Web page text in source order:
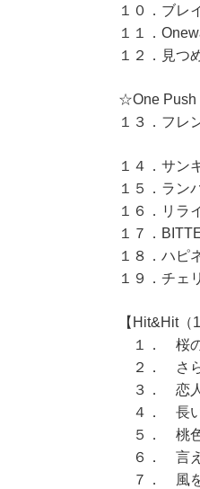
１０．ブ
１１．
１２．見
☆One
１３．フ
１４．サ
１５．ラ
１６．リ
１７．
１８．ハ
１９．チ
【Hit&Hit（
１． 桜
２． さ
３． 恋
４． 長い
５． 桃
６． 言
７． 風